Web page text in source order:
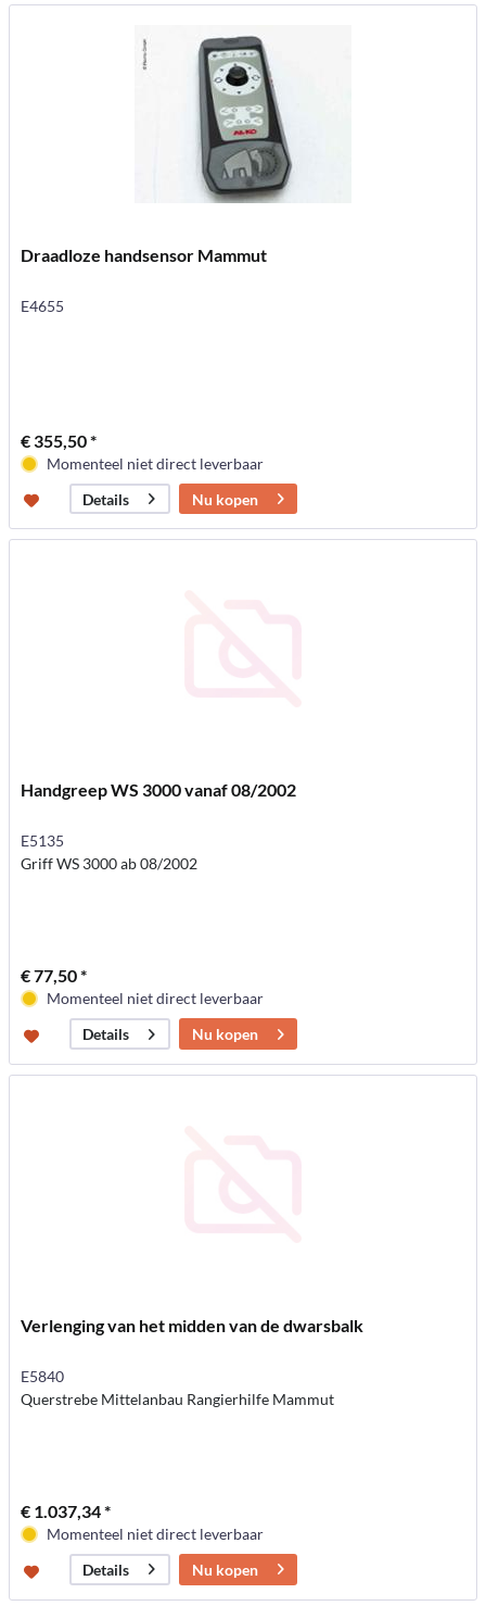
Draadloze handsensor Mammut
E4655
€ 355,50 *
Momenteel niet direct leverbaar
Details
Nu kopen
Handgreep WS 3000 vanaf 08/2002
E5135
Griff WS 3000 ab 08/2002
€ 77,50 *
Momenteel niet direct leverbaar
Details
Nu kopen
Verlenging van het midden van de dwarsbalk
E5840
Querstrebe Mittelanbau Rangierhilfe Mammut
€ 1.037,34 *
Momenteel niet direct leverbaar
Details
Nu kopen